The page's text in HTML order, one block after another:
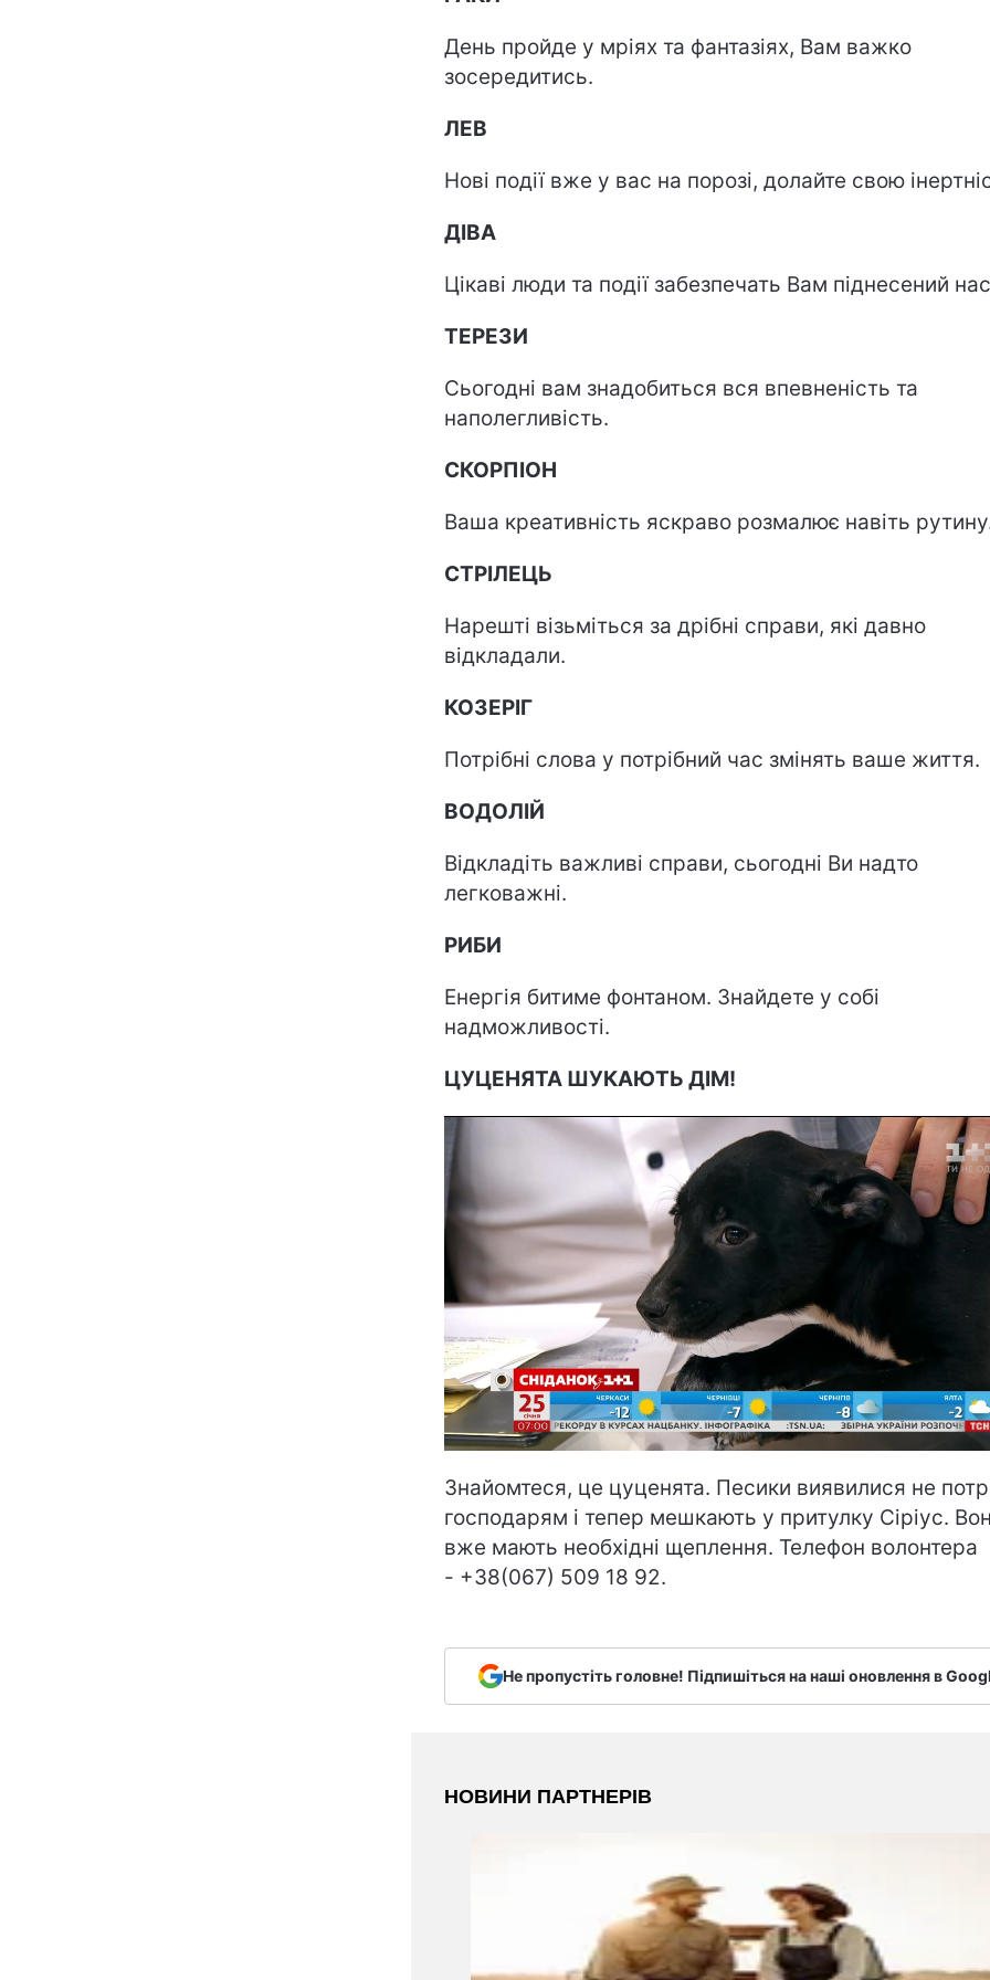
День пройде у мріях та фантазіях, Вам важко
зосередитись.
ЛЕВ
Нові події вже у вас на порозі, долайте свою
ДІВА
Цікаві люди та події забезпечать Вам піднесений
ТЕРЕЗИ
Сьогодні вам знадобиться вся впевненість та
наполегливість.
СКОРПІОН
Ваша креативність яскраво розмалює навіть
СТРІЛЕЦЬ
Нарешті візьміться за дрібні справи, які давно
відкладали.
КОЗЕРІГ
Потрібні слова у потрібний час змінять ваше життя.
ВОДОЛІЙ
Відкладіть важливі справи, сьогодні Ви надто
легковажні.
РИБИ
Енергія битиме фонтаном. Знайдете у собі
надможливості.
ЦУЦЕНЯТА ШУКАЮТЬ ДІМ!
Знайомтеся, це цуценята. Песики виявилися не
господарям і тепер мешкають у притулку Сіріус.
вже мають необхідні щеплення. Телефон волонтера
- +38(067) 509 18 92.
Не пропустіть головне! Підпишіться на наші оновлення в